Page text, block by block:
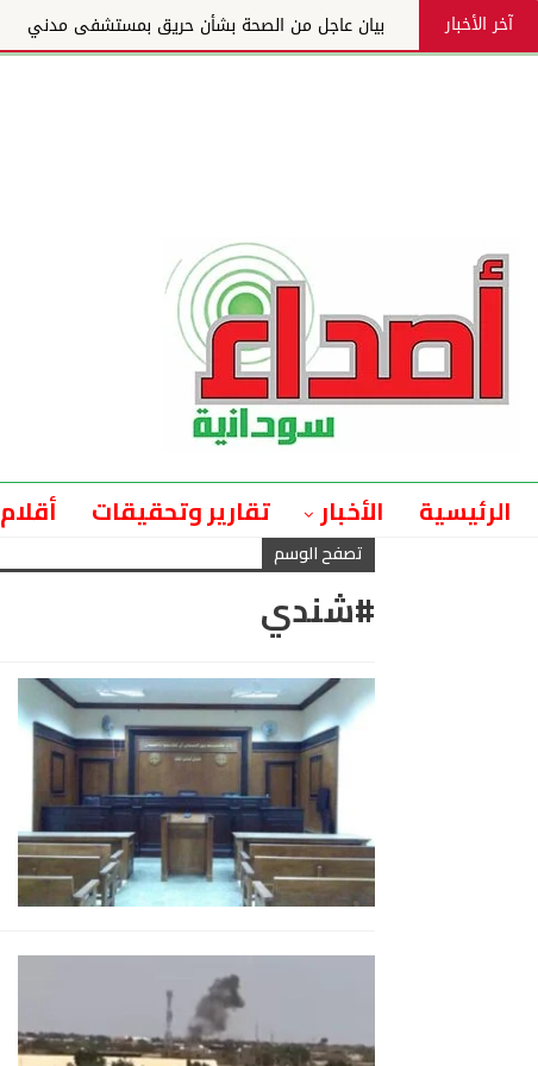
آخر الأخبار بيان عاجل من الصحة بشأن حريق بمستشفى مدني
الرئيسية الأخبار تقارير وتحقيقات أقلام
تصفح الوسم
#شندي